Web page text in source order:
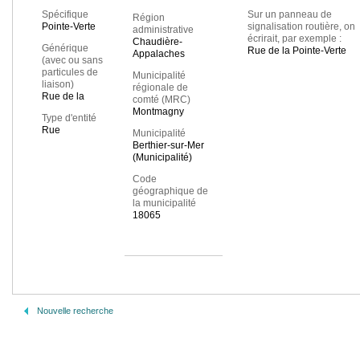
Spécifique
Pointe-Verte
Générique
(avec ou sans
particules de
liaison)
Rue de la
Type d'entité
Rue
Région
administrative
Chaudière-
Appalaches
Municipalité
régionale de
comté (MRC)
Montmagny
Municipalité
Berthier-sur-Mer
(Municipalité)
Code
géographique de
la municipalité
18065
Sur un panneau de
signalisation routière, on
écrirait, par exemple :
Rue de la Pointe-Verte
Nouvelle recherche